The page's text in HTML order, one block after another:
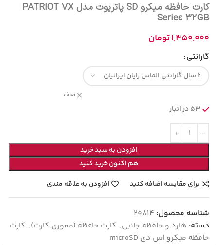
کارت حافظه میکرو SD پاتریوت مدل PATRIOT VX
Series 32GB
1,450,000تومان
گارانتی
صاف
53 در انبار
افزودن به سبد خرید
هم اکنون خرید کنید
برای مقایسه اضافه کنید
افزودن به علاقه مندی
شناسه محصول: 20814
دسته: هارد و حافظه جانبی, کارت حافظه (مموری کارت), کارت
حافظه میکرو اس دی microSD